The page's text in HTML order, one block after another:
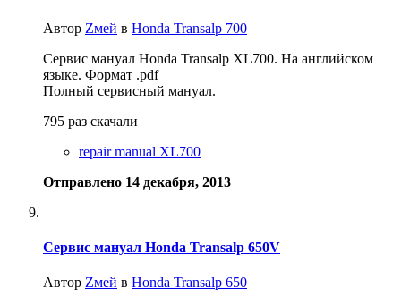
Автор Zмей в Honda Transalp 700
Сервис мануал Honda Transalp XL700. На английском
языке. Формат .pdf
Полный сервисный мануал.
795 раз скачали
repair manual XL700
Отправлено 14 декабря, 2013
Сервис мануал Honda Transalp 650V
Автор Zмей в Honda Transalp 650